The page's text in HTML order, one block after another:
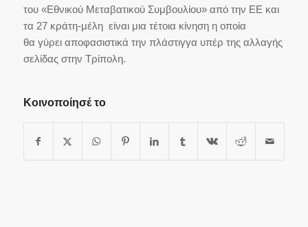
του «Εθνικού Μεταβατικού Συμβουλίου» από την ΕΕ και
τα 27 κράτη-μέλη είναι μια τέτοια κίνηση η οποία
θα γύρει αποφασιστικά την πλάστιγγα υπέρ της αλλαγής
σελίδας στην Τρίπολη.
Κοινοποίησέ το